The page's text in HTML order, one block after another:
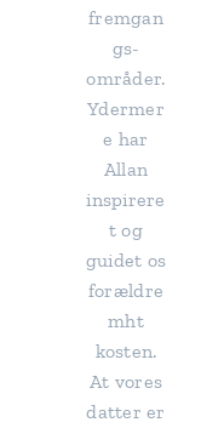
fremgan
gs-
områder.
Ydermer
e har
Allan
inspirere
t og
guidet os
forældre
mht
kosten.
At vores
datter er